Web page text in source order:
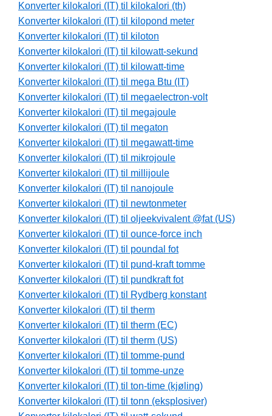
Konverter kilokalori (IT) til kilokalori (th)
Konverter kilokalori (IT) til kilopond meter
Konverter kilokalori (IT) til kiloton
Konverter kilokalori (IT) til kilowatt-sekund
Konverter kilokalori (IT) til kilowatt-time
Konverter kilokalori (IT) til mega Btu (IT)
Konverter kilokalori (IT) til megaelectron-volt
Konverter kilokalori (IT) til megajoule
Konverter kilokalori (IT) til megaton
Konverter kilokalori (IT) til megawatt-time
Konverter kilokalori (IT) til mikrojoule
Konverter kilokalori (IT) til millijoule
Konverter kilokalori (IT) til nanojoule
Konverter kilokalori (IT) til newtonmeter
Konverter kilokalori (IT) til oljeekvivalent @fat (US)
Konverter kilokalori (IT) til ounce-force inch
Konverter kilokalori (IT) til poundal fot
Konverter kilokalori (IT) til pund-kraft tomme
Konverter kilokalori (IT) til pundkraft fot
Konverter kilokalori (IT) til Rydberg konstant
Konverter kilokalori (IT) til therm
Konverter kilokalori (IT) til therm (EC)
Konverter kilokalori (IT) til therm (US)
Konverter kilokalori (IT) til tomme-pund
Konverter kilokalori (IT) til tomme-unze
Konverter kilokalori (IT) til ton-time (kjøling)
Konverter kilokalori (IT) til tonn (eksplosiver)